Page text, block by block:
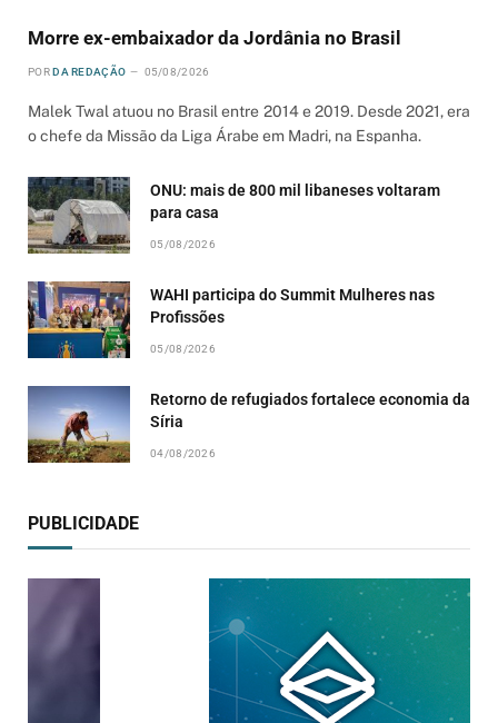
Morre ex-embaixador da Jordânia no Brasil
POR DA REDAÇÃO 05/08/2026
Malek Twal atuou no Brasil entre 2014 e 2019. Desde 2021, era
o chefe da Missão da Liga Árabe em Madri, na Espanha.
ONU: mais de 800 mil libaneses voltaram
para casa
05/08/2026
WAHI participa do Summit Mulheres nas
Profissões
05/08/2026
Retorno de refugiados fortalece economia da
Síria
04/08/2026
PUBLICIDADE